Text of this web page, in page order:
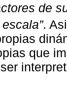
de
.
que